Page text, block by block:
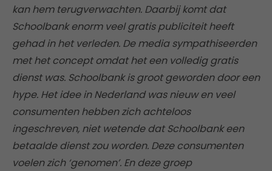
kan hem terugverwachten. Daarbij komt dat
Schoolbank enorm veel gratis publiciteit heeft
gehad in het verleden. De media sympathiseerden
met het concept omdat het een volledig gratis
dienst was. Schoolbank is groot geworden door een
hype. Het idee in Nederland was nieuw en veel
consumenten hebben zich achteloos
ingeschreven, niet wetende dat Schoolbank een
betaalde dienst zou worden. Deze consumenten
voelen zich ‘genomen’. En deze groep